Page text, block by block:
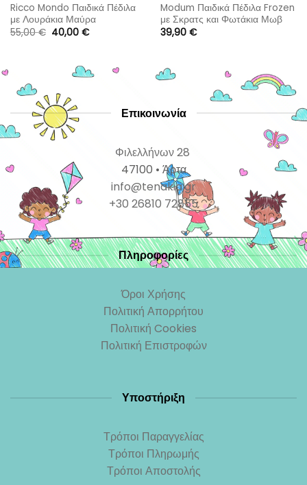
Ricco Mondo Παιδικά Πέδιλα
με Λουράκια Μαύρα
55,00€ Original
price
40,00 €Η
40,00 €.
Modum Παιδικά Πέδιλα Frozen
με Σκρατς και Φωτάκια Μωβ
39,90 €
Επικοινωνία
Φιλελλήνων 28
47100 • Άρτα
info@tenakia.gr
+30 26810 72855
Πληροφορίες
Όροι Χρήσης
Πολιτική Απορρήτου
Πολιτική Cookies
Πολιτική Επιστροφών
Υποστήριξη
Τρόποι Παραγγελίας
Τρόποι Πληρωμής
Τρόποι Αποστολής